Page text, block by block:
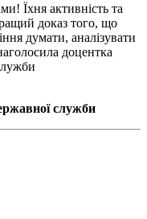
Їхня активність та
доказ того, що
думати, аналізувати
доцентка
служби